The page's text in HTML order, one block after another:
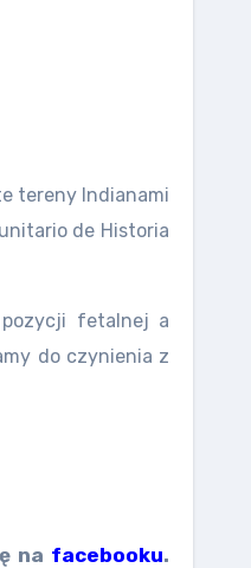
tereny Indianami
de Historia
pozycji fetalnej a
do czynienia z
na facebooku.